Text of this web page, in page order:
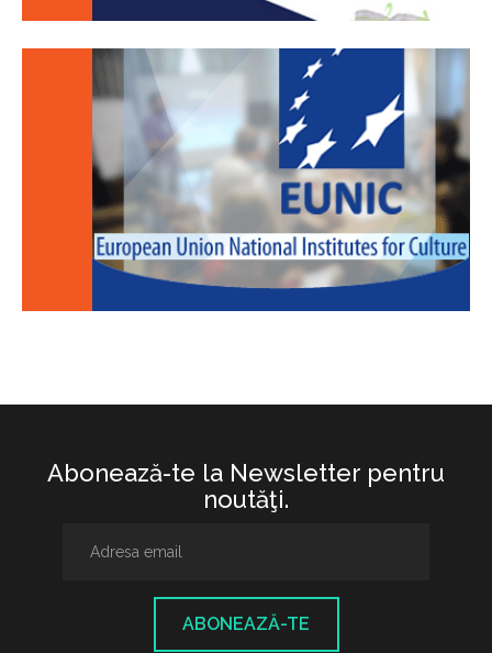
Abonează-te la Newsletter pentru
noutăţi.
ABONEAZĂ-TE